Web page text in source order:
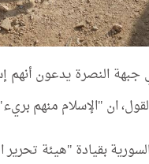
جبهة النصرة يدعون
ان "الإسلام منهم
بقيادة "هيئة